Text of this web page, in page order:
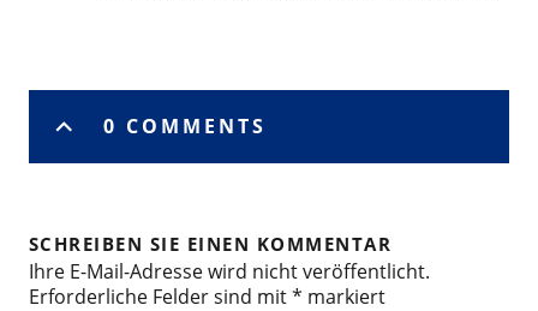
0 COMMENTS
SCHREIBEN SIE EINEN KOMMENTAR
Ihre E-Mail-Adresse wird nicht veröffentlicht.
Erforderliche Felder sind mit* markiert